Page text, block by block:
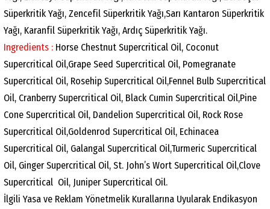
Süperkritik Yağı, Zencefil Süperkritik Yağı,Sarı Kantaron Süperkritik
Yağı, Karanfil Süperkritik Yağı, Ardıç Süperkritik Yağı.
Ingredients : Horse Chestnut Supercritical Oil, Coconut
Supercritical Oil,Grape Seed Supercritical Oil, Pomegranate
Supercritical Oil, Rosehip Supercritical Oil,Fennel Bulb Supercritical
Oil, Cranberry Supercritical Oil, Black Cumin Supercritical Oil,Pine
Cone Supercritical Oil, Dandelion Supercritical Oil, Rock Rose
Supercritical Oil,Goldenrod Supercritical Oil, Echinacea
Supercritical Oil, Galangal Supercritical Oil,Turmeric Supercritical
Oil, Ginger Supercritical Oil, St. John’s Wort Supercritical Oil,Clove
Supercritical Oil, Juniper Supercritical Oil.
İlgili Yasa ve Reklam Yönetmelik Kurallarına Uyularak Endikasyon